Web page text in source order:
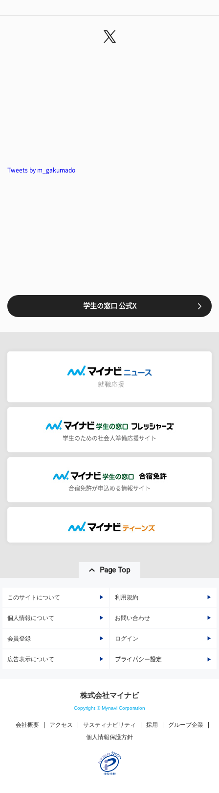
Tweets by m_gakumado
学生の窓口 公式X
学生のための社会人準備応援サイト
合宿免許が申込める情報サイト
Page Top
このサイトについて 利用規約
個人情報について お問い合わせ
会員登録 ログイン
広告表示について プライバシー設定
株式会社マイナビ
Copyright © Mynavi Corporation
会社概要 アクセス サスティナビリティ 採用
グループ企業
個人情報保護方針